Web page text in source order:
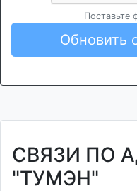
Поставьте
Обновить
СВЯЗИ ПО
"ТУМЭН"